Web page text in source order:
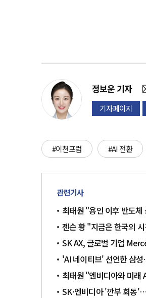
정보운 기자
기자페이지
#이천포럼 #AI 전환
관련기사
최태원 "용인 이후 반도
젠슨 황 "지금은 한국의
SK AX, 글로벌 기업
'AI 네이티브' 선언한 삼
최태원 "엔비디아와 미
SK·엔비디아 '깐부 회